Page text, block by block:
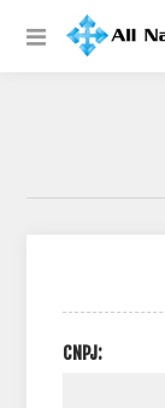
CNPJ: